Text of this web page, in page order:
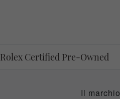
Rolex Certified Pre-Owned
Il marchio